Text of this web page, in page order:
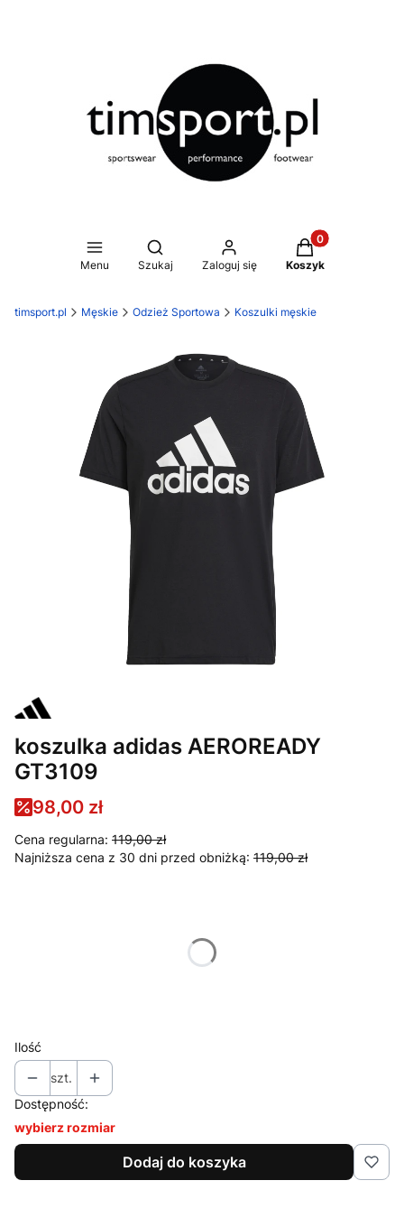
Menu
Otwórz wyszukiwarkę
Szukaj Zaloguj się
Produkty w
Koszyk
timsport.pl Męskie Odzież Sportowa Koszulki męskie
koszulka adidas AEROREADY
GT3109
98,00 zł
Cena regularna: 119,00 zł
Najniższa cena z 30 dni przed obniżką: 119,00 zł
Ilość
szt.
Dostępność:
wybierz rozmiar
Dodaj do koszyka